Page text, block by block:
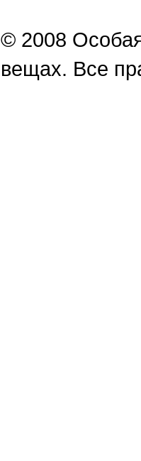
© 2008
вещах. Все